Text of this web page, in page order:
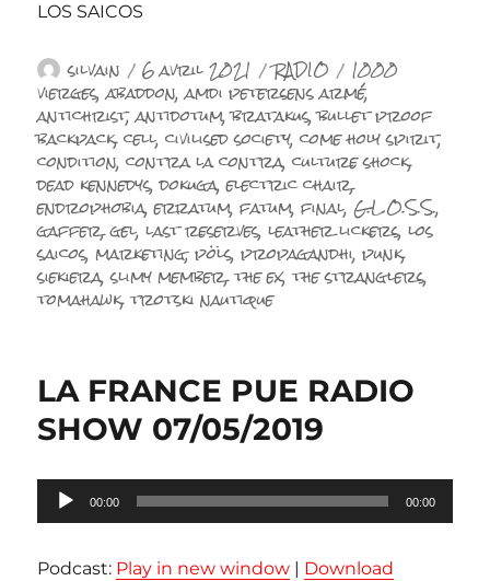
LOS SAICOS
Auteur
silvain Publié
le
6 avril 2021 Catégories
RADIO Étiquettes
1000
vierges,abaddon,amdi petersens armé,
antichrist,antidotum,bratakus,bullet proof
backpack,cell,civilised society,come holy spirit,
condition,contra la contra,culture shock,
dead kennedys,dokuga,electric chair,
endrophobia,erratum,fatum,final,G.L.O.S.S.,
gaffer,gel,last reserves,leather lickers,los
saicos,marketing,pöls,propagandhi,punk,
siekiera,slimy member,the ex,the stranglers,
tomahawk,trotski nautique
LA FRANCE PUE RADIO
SHOW 07/05/2019
Lecteur
audio
00:00 00:00
Podcast: Play in new window | Download